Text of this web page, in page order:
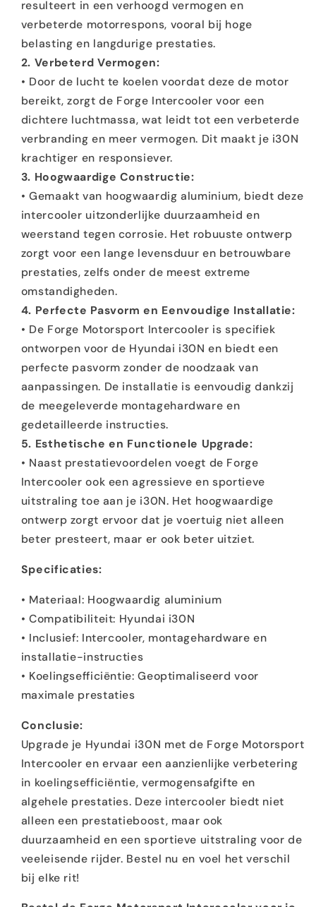
resulteert in een verhoogd vermogen en
verbeterde motorrespons, vooral bij hoge
belasting en langdurige prestaties.
2. Verbeterd Vermogen:
• Door de lucht te koelen voordat deze de motor
bereikt, zorgt de Forge Intercooler voor een
dichtere luchtmassa, wat leidt tot een verbeterde
verbranding en meer vermogen. Dit maakt je i30N
krachtiger en responsiever.
3. Hoogwaardige Constructie:
• Gemaakt van hoogwaardig aluminium, biedt deze
intercooler uitzonderlijke duurzaamheid en
weerstand tegen corrosie. Het robuuste ontwerp
zorgt voor een lange levensduur en betrouwbare
prestaties, zelfs onder de meest extreme
omstandigheden.
4. Perfecte Pasvorm en Eenvoudige Installatie:
• De Forge Motorsport Intercooler is specifiek
ontworpen voor de Hyundai i30N en biedt een
perfecte pasvorm zonder de noodzaak van
aanpassingen. De installatie is eenvoudig dankzij
de meegeleverde montagehardware en
gedetailleerde instructies.
5. Esthetische en Functionele Upgrade:
• Naast prestatievoordelen voegt de Forge
Intercooler ook een agressieve en sportieve
uitstraling toe aan je i30N. Het hoogwaardige
ontwerp zorgt ervoor dat je voertuig niet alleen
beter presteert, maar er ook beter uitziet.
Specificaties:
• Materiaal: Hoogwaardig aluminium
• Compatibiliteit: Hyundai i30N
• Inclusief: Intercooler, montagehardware en
installatie-instructies
• Koelingsefficiëntie: Geoptimaliseerd voor
maximale prestaties
Conclusie:
Upgrade je Hyundai i30N met de Forge Motorsport
Intercooler en ervaar een aanzienlijke verbetering
in koelingsefficiëntie, vermogensafgifte en
algehele prestaties. Deze intercooler biedt niet
alleen een prestatieboost, maar ook
duurzaamheid en een sportieve uitstraling voor de
veeleisende rijder. Bestel nu en voel het verschil
bij elke rit!